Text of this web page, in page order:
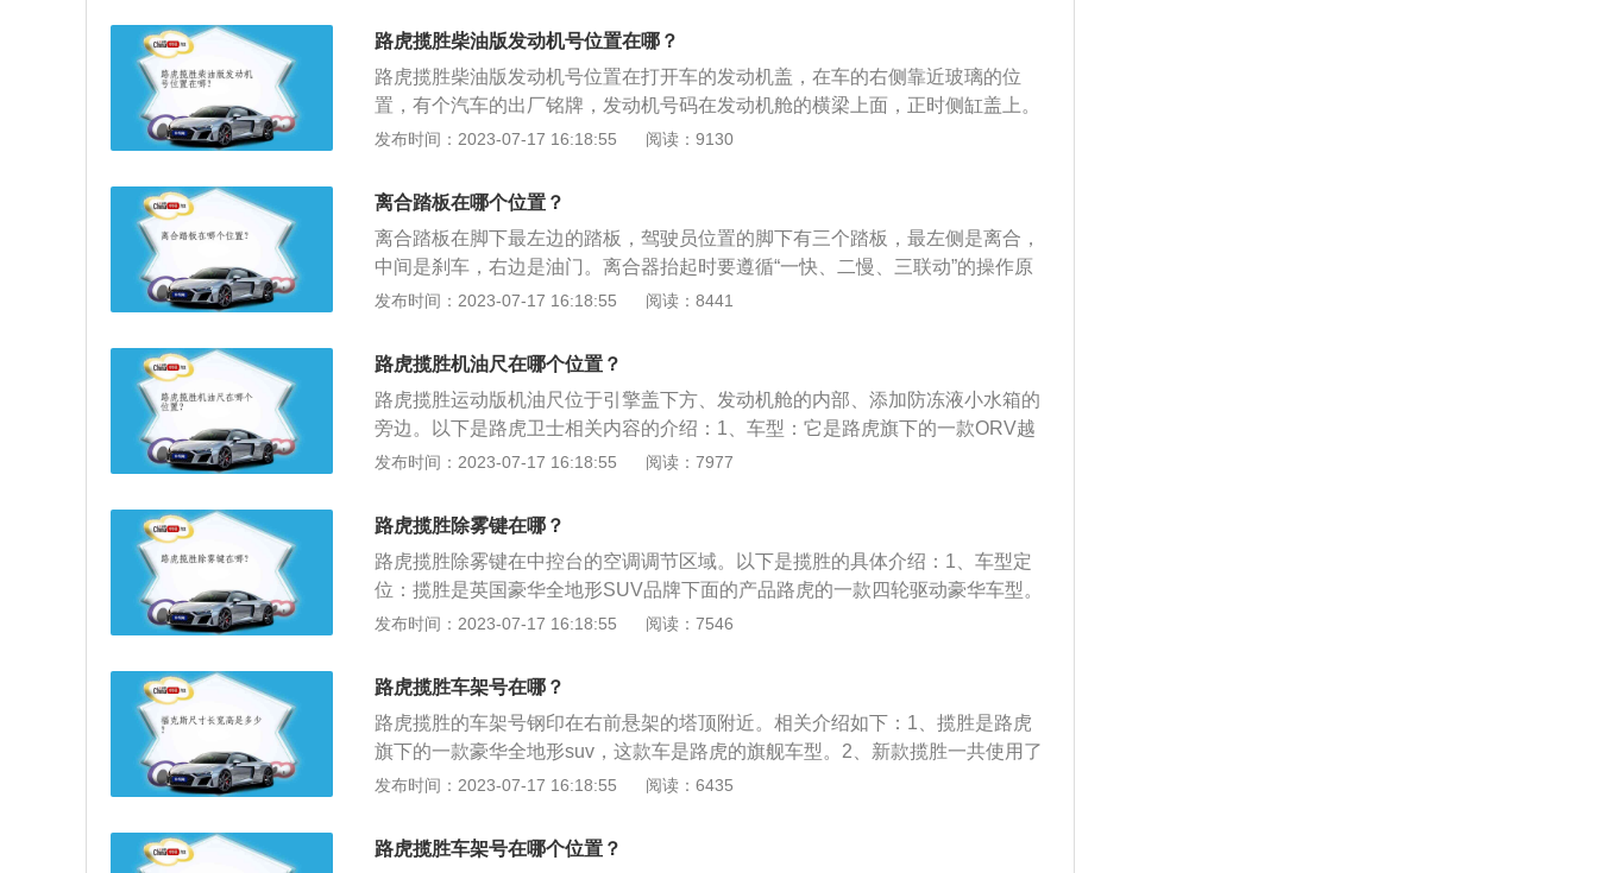
或镀铅的螺栓、镀铅铜连接条和平垫圈串联连接；电池之间、电池组件之间以及
电池组与直流屏之间的连接应合理方便，电压降尽量小，不同容量、不同性能的
蓄电池不能混合使用。安装末端连接件和导通电池系统前，应认真检查电池系统
关应位于“断开”位置，并保证连接正确；蓄电池的正极与充电器的正极连接；负
个月的电池应进行充电维护，存放地点应干燥、清洁、通风。蓄电池的正确使用
和维护：检查蓄电池在支架上的固定螺栓是否拧紧，安装不牢靠会因行车震动而
引起壳体损坏。另外不要将金属物放在蓄电池上以防短路。时常查看极柱和接线
头连接得是否可靠。为防止接线柱氧化可以涂抹凡士林等保护剂。不可用直接打
池要注意定期添加蒸馏水。干荷蓄电池在使用之前最好适当充电。至于可加水的
免维护蓄电池并不是不能维护适当查看必要时补充蒸馏水有助于延长使用寿命。
蓄电池盖上的气孔应通畅。蓄电池在充电时会产生大量气泡若通气孔被堵塞使气
体不能逸出当压力增大到一定的程度后就会造成蓄电池壳体炸裂。在蓄电池极柱
和盖的周围常会有黄白色的糊状物，这是因为硫酸腐蚀了根柱、线卡、固定架等
电池的容量最好相等。否则会影响蓄电池的使用寿命。
系湿荷电出厂，故在运输、安装过程中，必须小心搬运、防止短路；免维护蓄电
池由于电池组件电压较高，存在电击危险，因此在装卸导电联接片时应使用绝缘
工具，安装或搬运电池时要戴绝缘手套、围裙和防护眼镜，电池在搬运安装过程
中，只能使用柔软的吊带，不能使用钢丝绳等，搬运时，不得触动极柱和安全排
气阀；脏污的连接或连接条不牢均可能引起电池打火，所以要保持连接条在连接
或镀铅的螺栓、镀铅铜连接条和平垫圈串联连接；电池之间、电池组件之间以及
电池组与直流屏之间的连接应合理方便，电压降尽量小，不同容量、不同性能的
蓄电池不能混合使用。安装末端连接件和导通电池系统前，应认真检查电池系统
关应位于“断开”位置，并保证连接正确；蓄电池的正极与充电器的正极连接；负
个月的电池应进行充电维护，存放地点应干燥、清洁、通风。蓄电池的正确使用
和维护：检查蓄电池在支架上的固定螺栓是否拧紧，安装不牢靠会因行车震动而
引起壳体损坏。另外不要将金属物放在蓄电池上以防短路。时常查看极柱和接线
头连接得是否可靠。为防止接线柱氧化可以涂抹凡士林等保护剂。不可用直接打
池要注意定期添加蒸馏水。干荷蓄电池在使用之前最好适当充电。至于可加水的
免维护蓄电池并不是不能维护适当查看必要时补充蒸馏水有助于延长使用寿命。
蓄电池盖上的气孔应通畅。蓄电池在充电时会产生大量气泡若通气孔被堵塞使气
体不能逸出当压力增大到一定的程度后就会造成蓄电池壳体炸裂。在蓄电池极柱
和盖的周围常会有黄白色的糊状物，这是因为硫酸腐蚀了根柱、线卡、固定架等
电池的容量最好相等。否则会影响蓄电池的使用寿命。
的豪华SUV。路虎揽胜经过精心设计成为有史以来精致、强悍的路虎。采用最新
的车身和底盘技术，无论是其越野能力的广度和可通过性，还是公路的操控和舒
适性，车辆的全地形性能都被提升到另一个层面。
路虎揽胜柴油版发动机号位置在哪？
路虎揽胜柴油版发动机号位置在打开车的发动机盖，在车的右侧靠近玻璃的位
置，有个汽车的出厂铭牌，发动机号码在发动机舱的横梁上面，正时侧缸盖上。
一般是7到8位的数字和英文字母组合。除了通过上面的方式，发动机号还可以通
动车登记证书上会载明发动机号；购车发票上会载明发动机号码；车辆购置税完
税证明上会载明发动机号。需要注意，发动机号不等于发动机型号。发动机型号
指的是发动机在所属厂商中的规格和大小，发动机型号可以是一样的。而发动机
号指的是发动机的生产编号，每台发动机只能使用一个发动机号并且每台发动机
的编号都是不一样的。
发布时间：2023-07-17 16:18:55 阅读：9130
离合踏板在哪个位置？
离合踏板在脚下最左边的踏板，驾驶员位置的脚下有三个踏板，最左侧是离合，
中间是刹车，右边是油门。离合器抬起时要遵循“一快、二慢、三联动”的操作原
则。起步时踩离合器踏板时动作要利落，一脚到底，使离合器彻底分离。汽车的
边，两个踏板使用右脚控制。油门、刹车和离合从左往右看，分别是离合、刹车
和油门，在行驶过程中一定要分清，避免在紧急情况下踩错踏板，导致交通事故
发生。离合器是汽车换挡的关键部位，如果离合器控制不好，汽车就会发生熄火
的现象，尤其是在汽车起步的瞬间容易熄火，汽车起步时，离合一定要缓缓抬
起，等到汽车处于半联动状态时，稍微踩一下油门汽车就可以平稳起步。离合器
辆行驶失去动力主要靠滑行行驶，而在换挡前需要将离合踩到底，根据速度挂
挡，挂挡动作完成后可以慢慢松开离合器踏板让动力结合。
发布时间：2023-07-17 16:18:55 阅读：8441
路虎揽胜机油尺在哪个位置？
路虎揽胜运动版机油尺位于引擎盖下方、发动机舱的内部、添加防冻液小水箱的
旁边。以下是路虎卫士相关内容的介绍：1、车型：它是路虎旗下的一款ORV越
野车。由于这款车以前经常被使用于军队，所以卫士一名便由此得来，也寓意着
线，并继续细分国内SUV市场。路虎卫士定位为中大型SUV，具备一定经济实
力、热爱越野、有个性的消费群体。路虎卫士外观非常拉风，笔直、强硬的线条
彰显出不凡的全地形能力，外挂式备胎等设计因素也恰好符合其定位人群的审
美。
发布时间：2023-07-17 16:18:55 阅读：7977
路虎揽胜除雾键在哪？
路虎揽胜除雾键在中控台的空调调节区域。以下是揽胜的具体介绍：1、车型定
位：揽胜是英国豪华全地形SUV品牌下面的产品路虎的一款四轮驱动豪华车型。
路虎揽胜经采用最新的车身和底盘技术，越野能力的广度和可通过性表现良好。
机最大功率415.0kW，最大马力564PS，最大扭矩700.0N·m。
发布时间：2023-07-17 16:18:55 阅读：7546
路虎揽胜车架号在哪？
路虎揽胜的车架号钢印在右前悬架的塔顶附近。相关介绍如下：1、揽胜是路虎
旗下的一款豪华全地形suv，这款车是路虎的旗舰车型。2、新款揽胜一共使用了
三款发动机，分别是低功率版3.0升双增压发动机，高功率版3.0升双增压发动
的最大扭矩。与这款发动机匹配的是8at变速箱。高功率版3.0升双增压发动机有4
00马力和550牛米的最大扭矩。与这款发动机匹配的是8at变速箱。5.0升v8机械
发布时间：2023-07-17 16:18:55 阅读：6435
路虎揽胜车架号在哪个位置？